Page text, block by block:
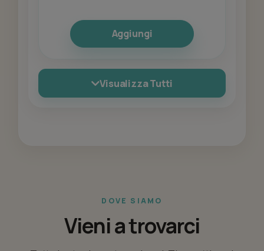
Aggiungi
Visualizza Tutti
DOVE SIAMO
Vieni a trovarci